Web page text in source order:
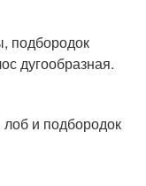
подбородок
дугообразная.
и подбородок